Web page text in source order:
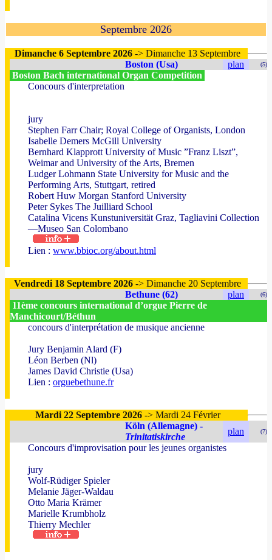
Septembre 2026
Dimanche 6 Septembre 2026 -> Dimanche 13 Septembre
Boston (Usa)
plan (5)
Boston Bach international Organ Competition
Concours d'interpretation
jury
Stephen Farr Chair; Royal College of Organists, London
Isabelle Demers McGill University
Bernhard Klapprott University of Music ”Franz Liszt”,
Weimar and University of the Arts, Bremen
Ludger Lohmann State University for Music and the
Performing Arts, Stuttgart, retired
Robert Huw Morgan Stanford University
Peter Sykes The Juilliard School
Catalina Vicens Kunstuniversität Graz, Tagliavini Collection
—Museo San Colombano
Lien : www.bbioc.org/about.html
Vendredi 18 Septembre 2026 -> Dimanche 20 Septembre
Bethune (62)
plan (6)
11ème concours international d’orgue Pierre de
Manchicourt/Béthun
concours d'interprétation de musique ancienne
Jury Benjamin Alard (F)
Léon Berben (Nl)
James David Christie (Usa)
Lien : orguebethune.fr
Mardi 22 Septembre 2026-> Mardi 24 Février
Köln (Allemagne) -
Trinitatiskirche
plan (7)
Concours d'improvisation pour les jeunes organistes
jury
Wolf-Rüdiger Spieler
Melanie Jäger-Waldau
Otto Maria Krämer
Marielle Krumbholz
Thierry Mechler